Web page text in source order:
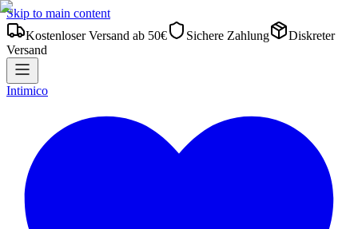
Skip to main content
Kostenloser Versand ab 50€
Sichere Zahlung
Diskreter
Versand
Intimico